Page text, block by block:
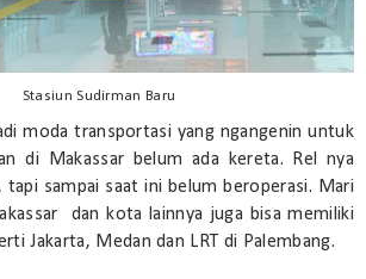
Stasiun Sudirman Baru
moda transportasi yang ngangenin untuk
di Makassar belum ada kereta. Rel nya
tapi sampai saat ini belum beroperasi. Mari
dan kota lainnya juga bisa memiliki
Jakarta, Medan dan LRT di Palembang.